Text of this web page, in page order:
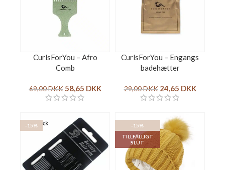
CurlsForYou – Afro
Comb
69,00DKK 58,65 DKK
CurlsForYou – Engangs
badehætter
29,00DKK 24,65 DKK
-15%
-15%
TILLFÄLLIGT
SLUT